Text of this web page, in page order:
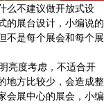
不建议做开放式设
的展台设计，小编说的
不是每个展会和每个展
亮度考虑，不适合开
地方比较少，会造成整
会展中心的展会，小编